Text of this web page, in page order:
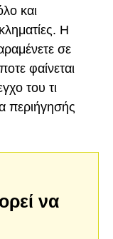
και
Η
σε
φαίνεται
του τι
περιήγησής
να